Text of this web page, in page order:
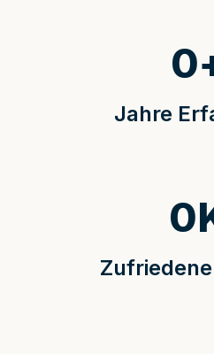
Jahre
0
0